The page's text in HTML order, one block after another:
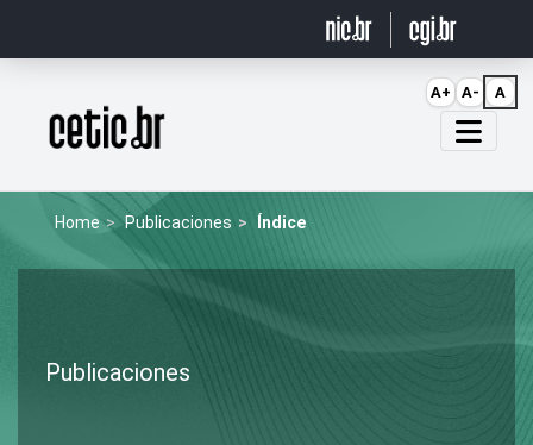
Página inicial
Home Publicaciones Índice
Publicaciones
A+ A- A